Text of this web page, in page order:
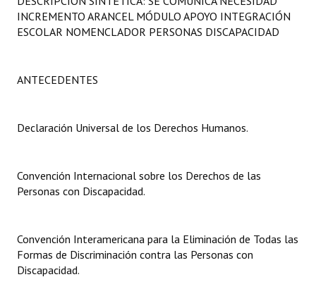
Programas
Constitución Nacional
Carta Orgánica 2007
Digesto
DOCUMENTOS
INCREMENTO ARANCEL MÓDULO APOYO INTEGRACIÓN
ESCOLAR NOMENCLADOR PERSONAS DISCAPACIDAD
ANTECEDENTES
Declaración Universal de los Derechos Humanos.
Convención Internacional sobre los Derechos de las
Personas con Discapacidad.
Convención Interamericana para la Eliminación de Todas las
Formas de Discriminación contra las Personas con
Discapacidad.